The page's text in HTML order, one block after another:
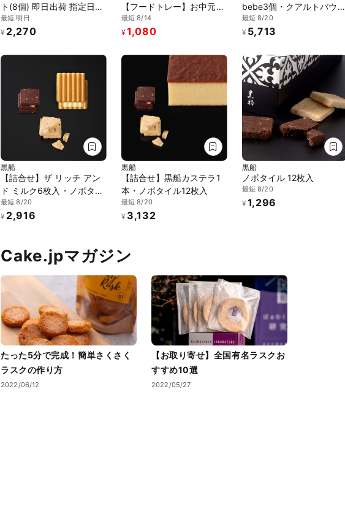
ト(8個) 即日出荷 指定日可
夏ギフト ギフト おしゃれ
焼き菓子 個包装 お中元
最短 明日
¥ 2,270
【フードトレー】お中元
2026
最短 8/14
¥1,080
bebe3個・クアルトバウム
3個・ザ リッチ アンド ミ
ルク6枚・ノボタイル12枚
最短 8/20
¥ 5,713
黒船
【詰合せ】ザ リッチ アン
ド ミルク6枚入・ノボタイ
ル12枚入
最短 8/20
¥ 2,916
黒船
【詰合せ】黒船カステラ1
本・ノボタイル12枚入
最短 8/20
¥ 3,132
黒船
ノボタイル 12枚入
最短 8/20
¥ 1,296
Cake.jpマガジン
たった5分で完成！簡単さくさく
ラスクの作り方
2022/06/12
【お取り寄せ】全国有名ラスクお
すすめ10選
2022/05/27